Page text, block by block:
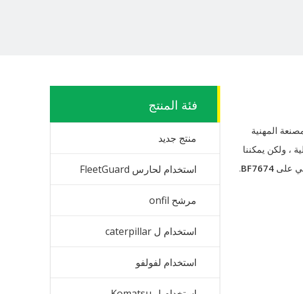
فئة المنتج
منتج جديد
استخدام لحارس FleetGuard
مرشح onfil
استخدام ل caterpillar
استخدام لفولفو
المهنية
، ولكن يمكننا
على BF7674
.